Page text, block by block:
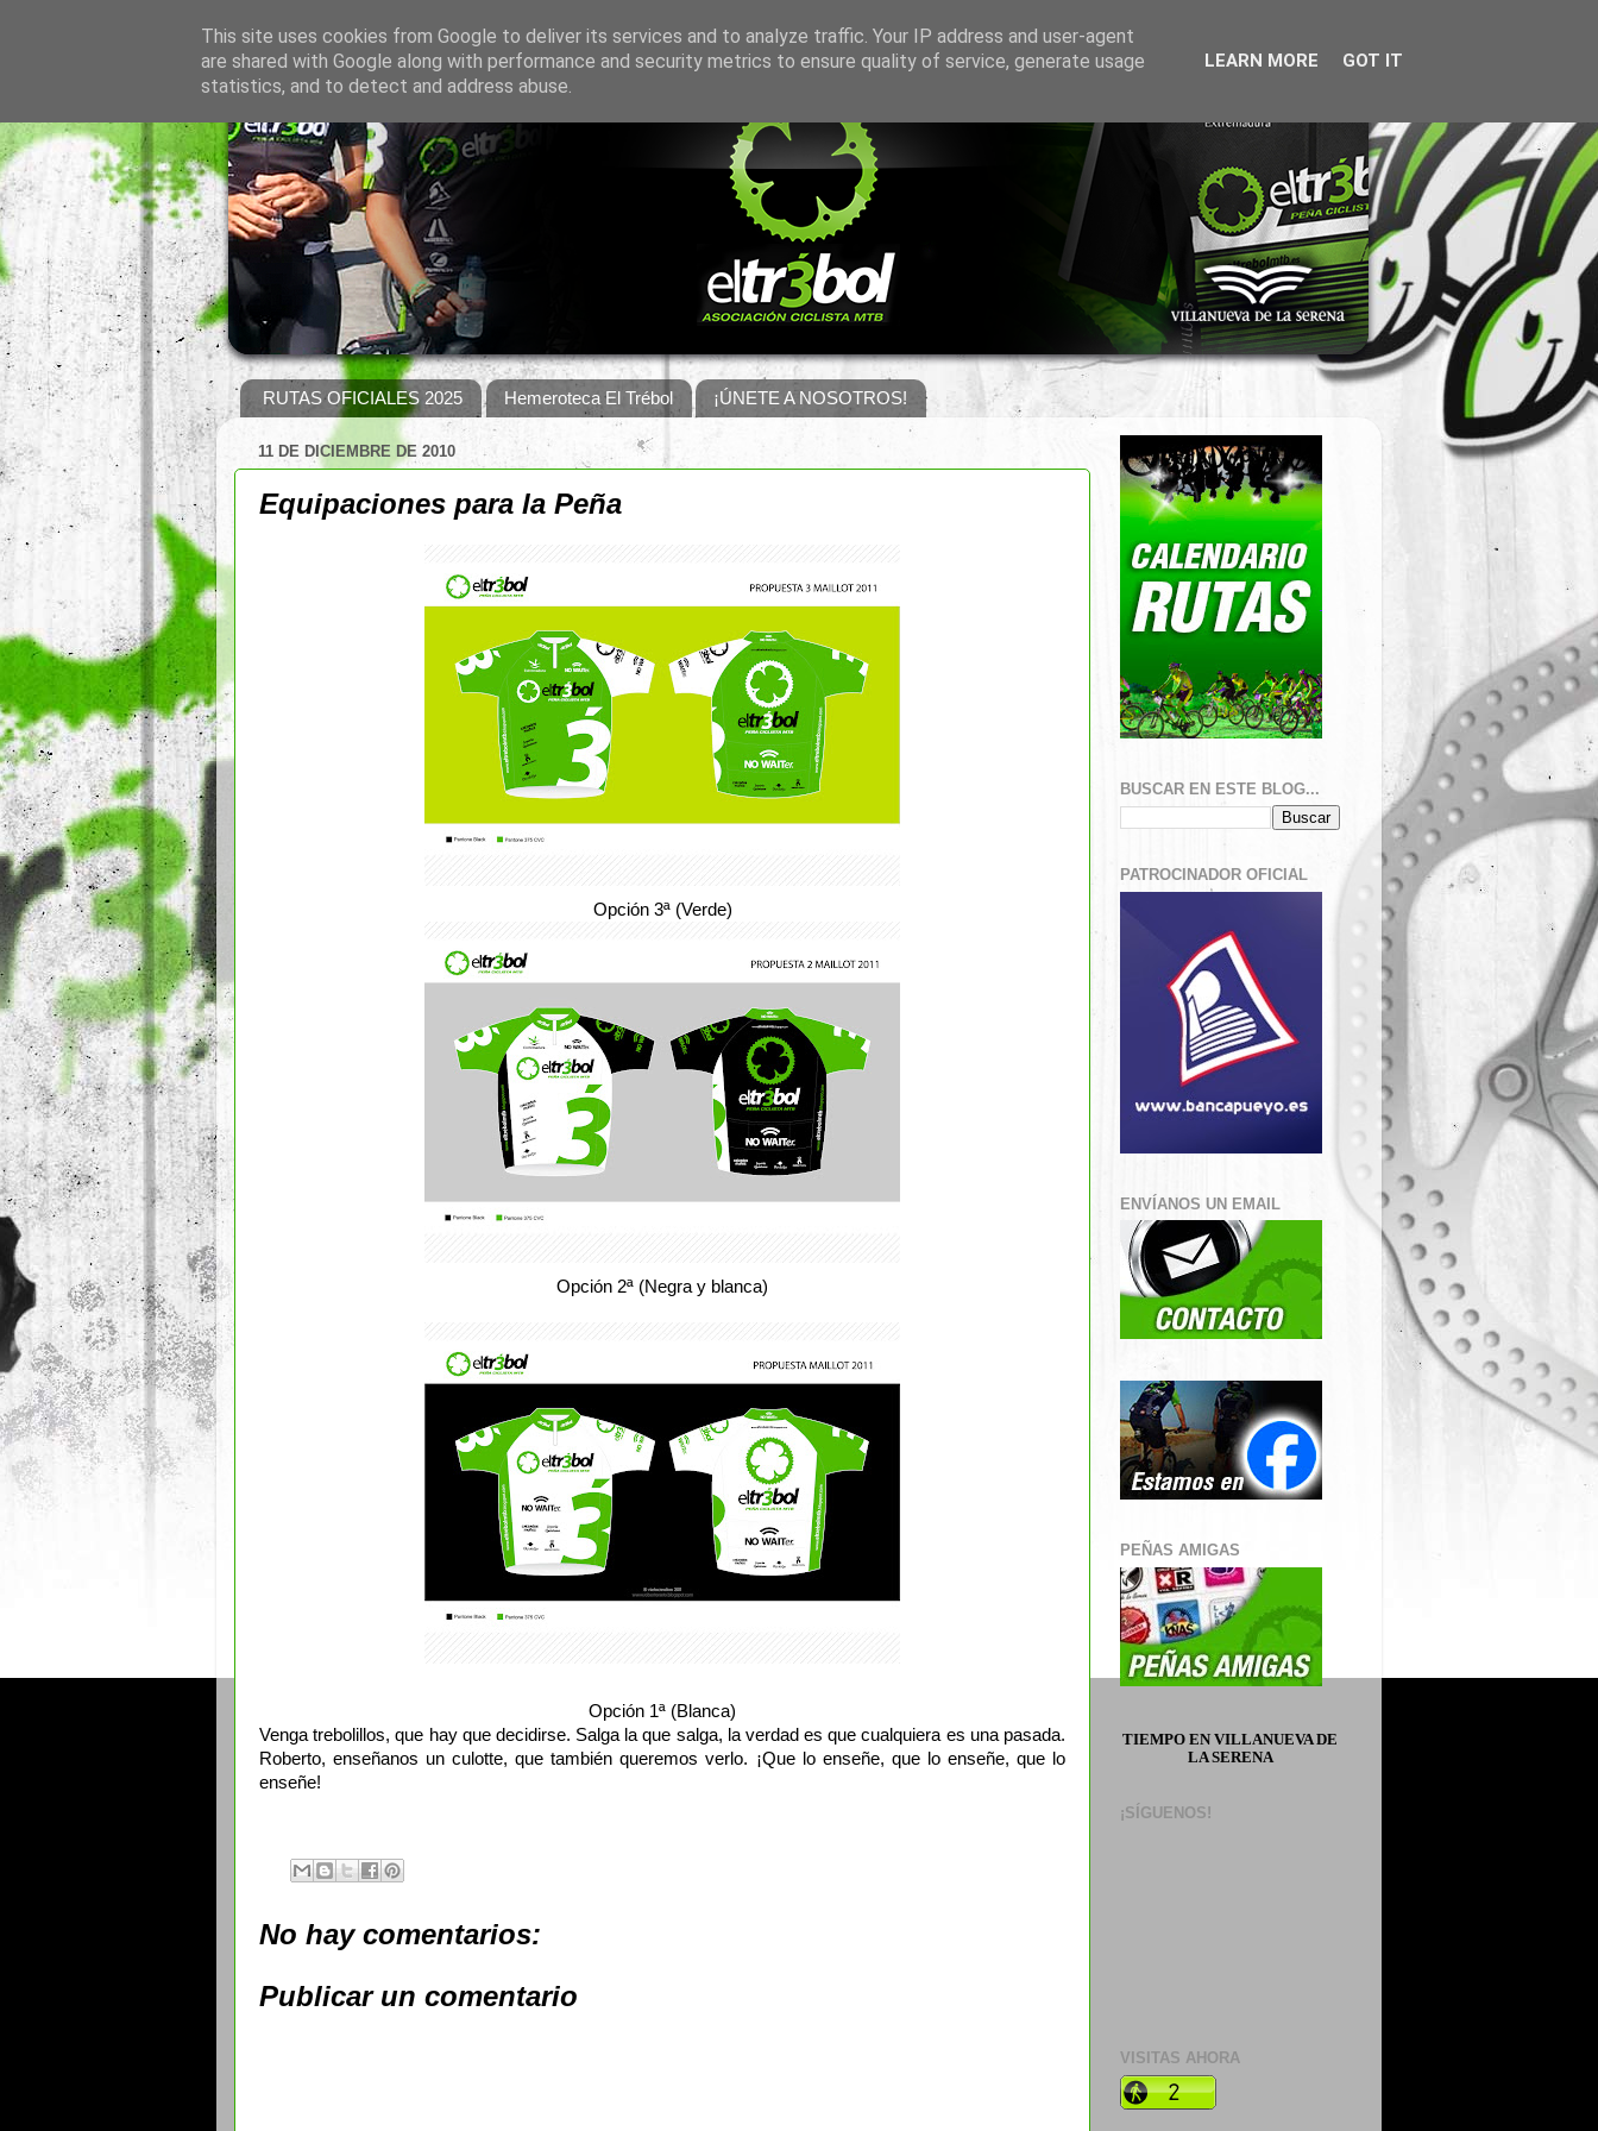
RUTAS OFICIALES 2025 Hemeroteca El Trébol ¡ÚNETE A NOSOTROS!
11 DE DICIEMBRE DE 2010
Equipaciones para la Peña
Opción 3ª (Verde)
Opción 2ª (Negra y blanca)
Opción 1ª (Blanca)
Venga trebolillos, que hay que decidirse. Salga la que salga, la verdad es que cualquiera es una pasada.
Roberto, enseñanos un culotte, que también queremos verlo. ¡Que lo enseñe, que lo enseñe, que lo
enseñe!
No hay comentarios:
Publicar un comentario
BUSCAR EN ESTE BLOG...
PATROCINADOR OFICIAL
ENVÍANOS UN EMAIL
PEÑAS AMIGAS
TIEMPO EN VILLANUEVA DE
LA SERENA
¡SÍGUENOS!
VISITAS AHORA
This site uses cookies from Google to deliver its services and to analyze traffic. Your IP address and user-agent
are shared with Google along with performance and security metrics to ensure quality of service, generate usage
statistics, and to detect and address abuse.
LEARN MORE GOT IT